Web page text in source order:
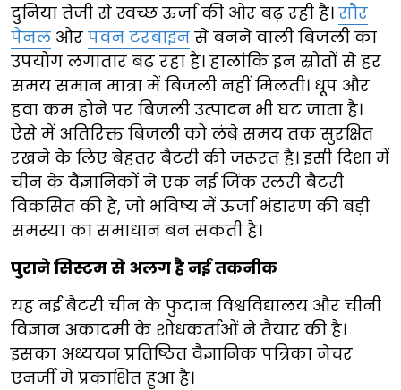
दुनिया तेजी से स्वच्छ ऊर्जा की ओर बढ़ रही है। सौर
पैनल और पवन टरबाइन से बनने वाली बिजली का
उपयोग लगातार बढ़ रहा है। हालांकि इन स्रोतों से हर
समय समान मात्रा में बिजली नहीं मिलती। धूप और
हवा कम होने पर बिजली उत्पादन भी घट जाता है।
ऐसे में अतिरिक्त बिजली को लंबे समय तक सुरक्षित
रखने के लिए बेहतर बैटरी की जरूरत है। इसी दिशा में
चीन के वैज्ञानिकों ने एक नई जिंक स्लरी बैटरी
विकसित की है, जो भविष्य में ऊर्जा भंडारण की बड़ी
समस्या का समाधान बन सकती है।
पुराने सिस्टम से अलग है नई तकनीक
यह नई बैटरी चीन के फुदान विश्वविद्यालय और चीनी
विज्ञान अकादमी के शोधकर्ताओं ने तैयार की है।
इसका अध्ययन प्रतिष्ठित वैज्ञानिक पत्रिका नेचर
एनर्जी में प्रकाशित हुआ है।